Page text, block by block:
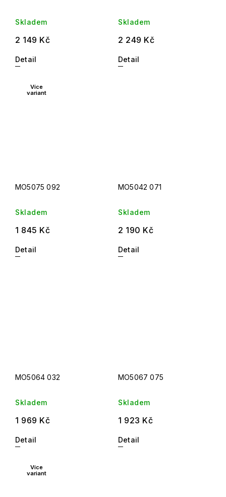
Skladem
2 149 Kč
Detail
Skladem
2 249 Kč
Detail
Více
variant
MO5075 092
Skladem
1 845 Kč
Detail
MO5042 071
Skladem
2 190 Kč
Detail
MO5064 032
Skladem
1 969 Kč
Detail
MO5067 075
Skladem
1 923 Kč
Detail
Více
variant